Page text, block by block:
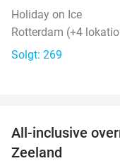
Holiday on Ice
Rotterdam (+4
Solgt: 269
All-inclusive
Zeeland